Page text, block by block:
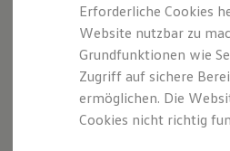
Saisonangebote
Reifenpakete
Leasing
Leasing-Angebote
Gebrauchtwagen
Junge
Elektroauto
Kleinwagen-
Erforderliche Cookies
Website nutzbar zu
Grundfunktionen wie
Zugriff auf sichere
ermöglichen. Die
Cookies nicht richtig